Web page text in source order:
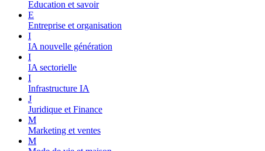
Education et savoir
E
Entreprise et organisation
I
IA nouvelle génération
I
IA sectorielle
I
Infrastructure IA
J
Juridique et Finance
M
Marketing et ventes
M